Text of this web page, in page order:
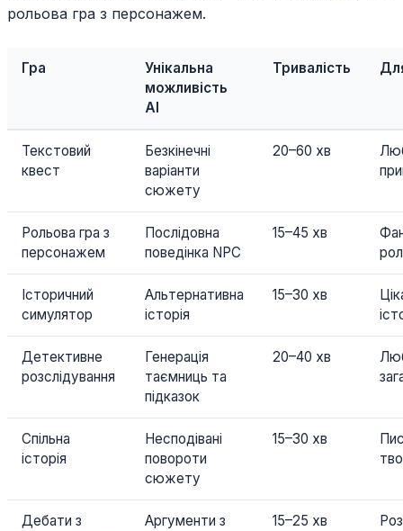
рольова гра з персонажем.
Гра
Унікальна
можливість
AI
Тривалість
Текстовий
квест
Безкінечні
варіанти
сюжету
20–60 хв
Рольова гра з
персонажем
Послідовна
поведінка NPC
15–45 хв
Історичний
симулятор
Альтернативна
історія
15–30 хв
Детективне
розслідування
Генерація
таємниць та
підказок
20–40 хв
Спільна
історія
Несподівані
повороти
сюжету
15–30 хв
Дебати з
Аргументи з
15–25 хв